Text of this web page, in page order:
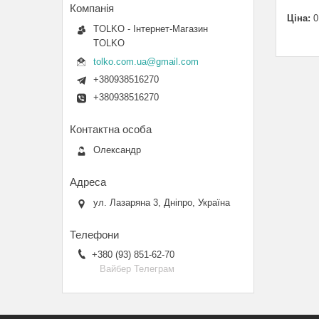
Ціна:
TOLKO - Інтернет-Магазин
TOLKO
tolko.com.ua@gmail.com
+380938516270
+380938516270
Олександр
ул. Лазаряна 3, Дніпро, Україна
+380 (93) 851-62-70
Вайбер Телеграм